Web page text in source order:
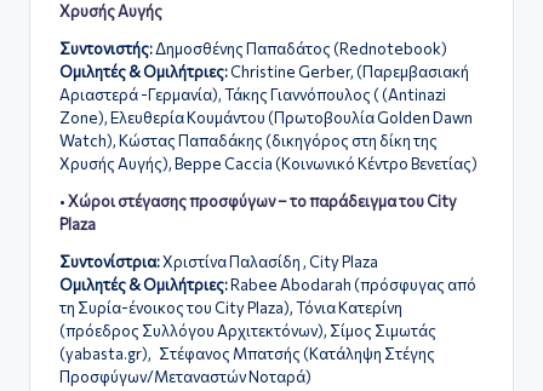
Χρυσής Αυγής
Συντονιστής:Δημοσθένης Παπαδάτος (Rednotebook)
Ομιλητές & Ομιλήτριες:Christine Gerber, (Παρεμβασιακή
Αριαστερά -Γερμανία), Τάκης Γιαννόπουλος ( (Antinazi
Zone), Ελευθερία Κουμάντου (Πρωτοβουλία Golden Dawn
Watch), Κώστας Παπαδάκης (δικηγόρος στη δίκη της
Χρυσής Αυγής), Beppe Caccia (Κοινωνικό Κέντρο Βενετίας)
•Χώροι στέγασης προσφύγων – το παράδειγμα του City
Plaza
Συντονίστρια:Χριστίνα Παλασίδη , City Plaza
Ομιλητές & Ομιλήτριες:Rabee Abodarah (πρόσφυγας από
τη Συρία-ένοικος του City Plaza), Τόνια Κατερίνη
(πρόεδρος Συλλόγου Αρχιτεκτόνων), Σίμος Σιμωτάς
(yabasta.gr), Στέφανος Μπατσής (Κατάληψη Στέγης
Προσφύγων/Μεταναστών Νοταρά)